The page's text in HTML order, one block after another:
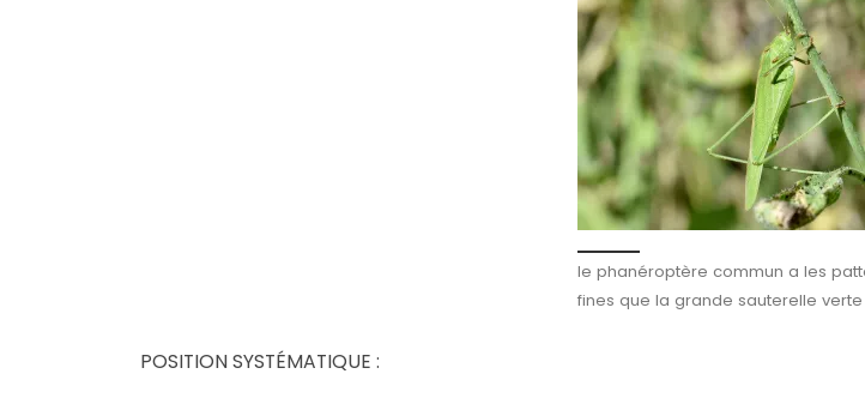
le phanéroptère commun a les
fines que la grande sauterelle verte
POSITION SYSTÉMATIQUE :